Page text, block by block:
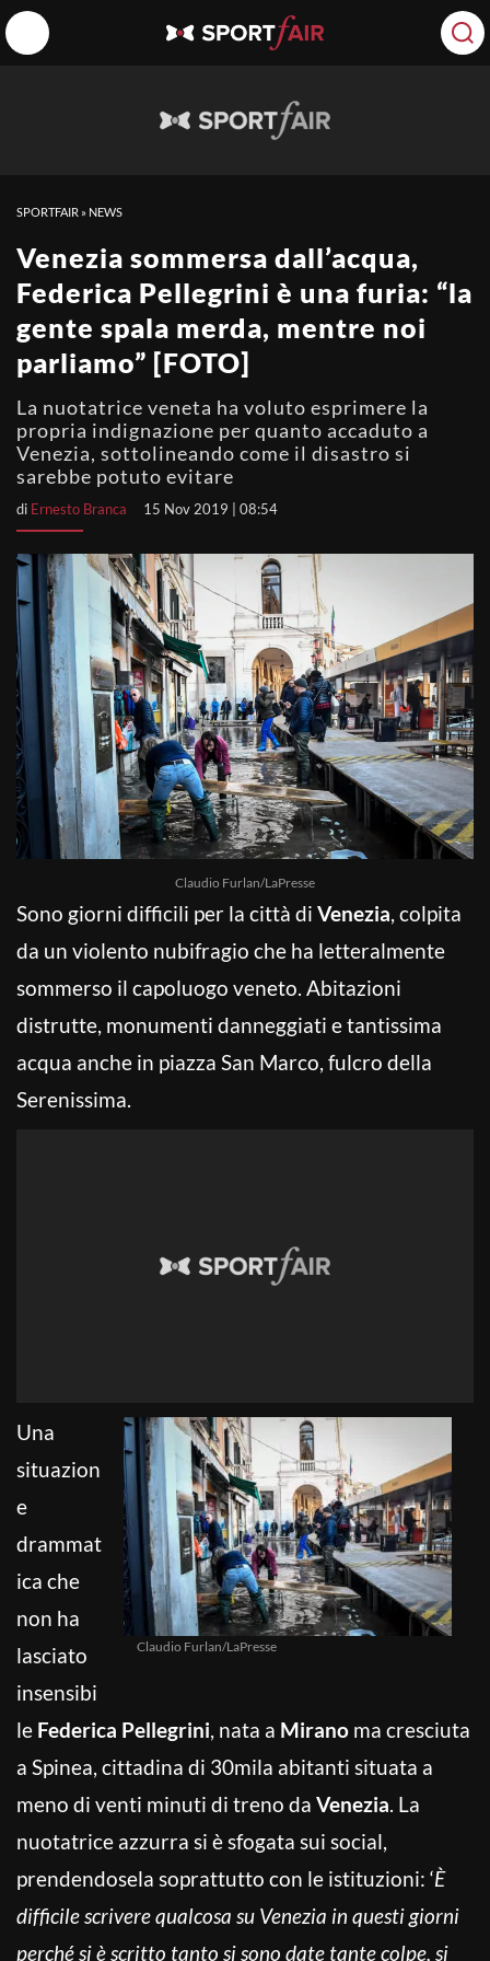
SPORTFAIR » NEWS
Venezia sommersa dall’acqua,
Federica Pellegrini è una furia: “la
gente spala merda, mentre noi
parliamo” [FOTO]
La nuotatrice veneta ha voluto esprimere la
propria indignazione per quanto accaduto a
Venezia, sottolineando come il disastro si
sarebbe potuto evitare
di Ernesto Branca 15 Nov 2019 | 08:54
Claudio Furlan/LaPresse
Sono giorni difficili per la città di Venezia, colpita
da un violento nubifragio che ha letteralmente
sommerso il capoluogo veneto. Abitazioni
distrutte, monumenti danneggiati e tantissima
acqua anche in piazza San Marco, fulcro della
Serenissima.
Claudio Furlan/LaPresse
Una
situazion
e
drammat
ica che
non ha
lasciato
insensibi
le Federica Pellegrini, nata a Mirano ma cresciuta
a Spinea, cittadina di 30mila abitanti situata a
meno di venti minuti di treno da Venezia. La
nuotatrice azzurra si è sfogata sui social,
prendendosela soprattutto con le istituzioni: ‘È
difficile scrivere qualcosa su Venezia in questi giorni
perché si è scritto tanto si sono date tante colpe, si